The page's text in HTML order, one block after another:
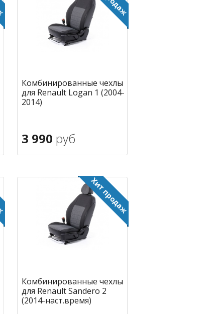
Комбинированные чехлы
для Renault Logan 1 (2004-
2014)
3 990 руб
Комбинированные чехлы
для Renault Sandero 2
(2014-наст.время)